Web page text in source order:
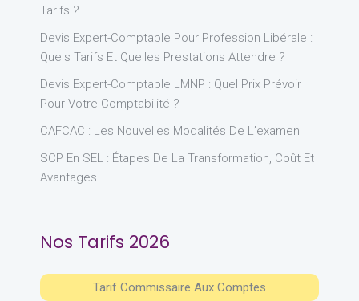
Tarifs ?
Devis Expert-Comptable Pour Profession Libérale :
Quels Tarifs Et Quelles Prestations Attendre ?
Devis Expert-Comptable LMNP : Quel Prix Prévoir
Pour Votre Comptabilité ?
CAFCAC : Les Nouvelles Modalités De L’examen
SCP En SEL : Étapes De La Transformation, Coût Et
Avantages
Nos Tarifs 2026
Tarif Commissaire Aux Comptes